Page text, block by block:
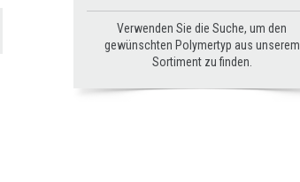
Verwenden Sie die Suche, um den
gewünschten Polymertyp aus unserem
Sortiment zu finden.